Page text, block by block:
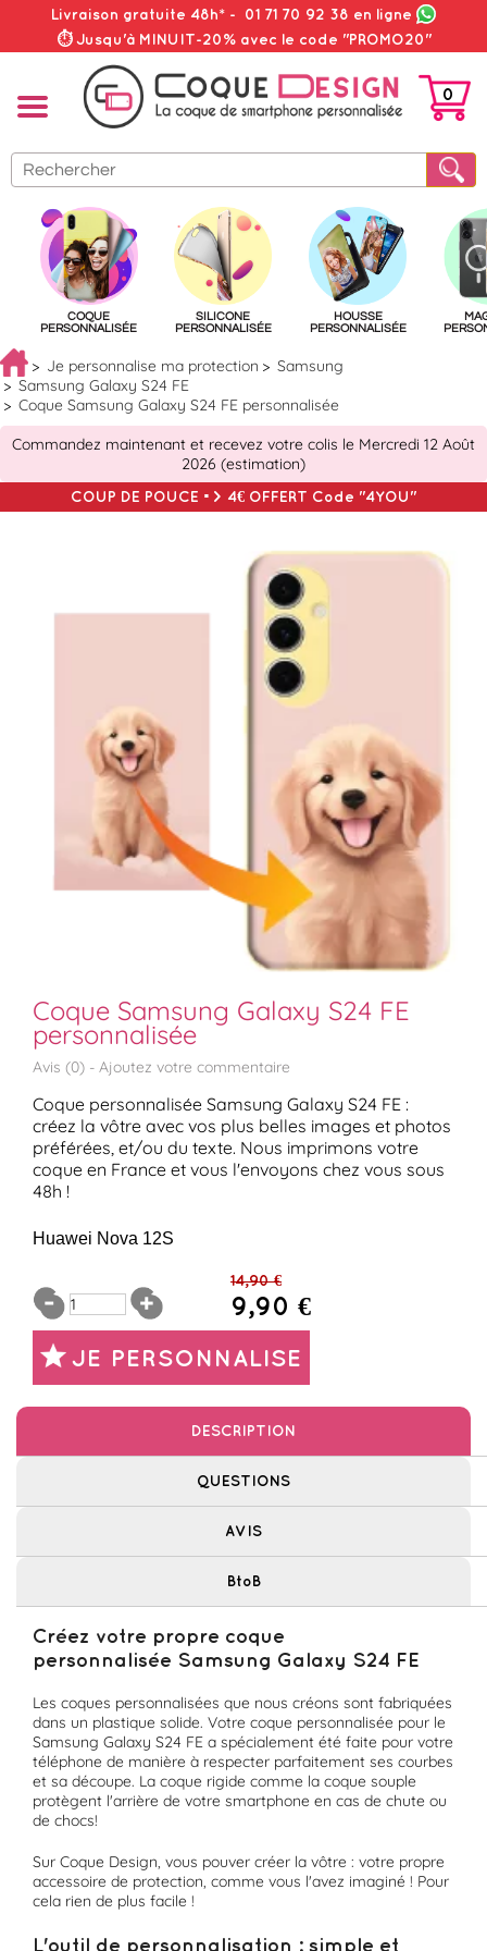
Livraison gratuite 48h* - 01 71 70 92 38 en ligne
⏱ Jusqu'à MINUIT-20% avec le code "PROMO20"
PANIER
0
COQUE
PERSONNALISÉE
SILICONE
PERSONNALISÉE
HOUSSE
PERSONNALISÉE
Je personnalise ma protection
Samsung
Samsung Galaxy S24 FE
Coque Samsung Galaxy S24 FE personnalisée
Commandez maintenant et recevez votre colis le Mercredi 12 Août
2026 (estimation)
COUP DE POUCE => 4€ OFFERT Code "4YOU"
Coque Samsung Galaxy S24 FE
personnalisée
Avis (0) - Ajoutez votre commentaire
Coque personnalisée Samsung Galaxy S24 FE :
créez la vôtre avec vos plus belles images et photos
préférées, et/ou du texte. Nous imprimons votre
coque en France et vous l'envoyons chez vous sous
48h !
Huawei Nova 12S
14,90 €
9,90 €
JE PERSONNALISE
DESCRIPTION
QUESTIONS
AVIS
BtoB
Créez votre propre coque
personnalisée Samsung Galaxy S24 FE
Les coques personnalisées que nous créons sont fabriquées
dans un plastique solide. Votre coque personnalisée pour le
Samsung Galaxy S24 FE a spécialement été faite pour votre
téléphone de manière à respecter parfaitement ses courbes
et sa découpe. La coque rigide comme la coque souple
protègent l'arrière de votre smartphone en cas de chute ou
de chocs!
Sur Coque Design, vous pouver créer la vôtre : votre propre
accessoire de protection, comme vous l'avez imaginé ! Pour
cela rien de plus facile !
L'outil de personnalisation : simple et